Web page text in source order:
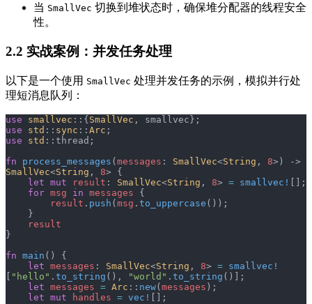
当 SmallVec 切换到堆状态时，确保堆分配器的线程安全
性。
2.2 实战案例：并发任务处理
以下是一个使用 SmallVec 处理并发任务的示例，模拟并行处
理短消息队列：
use smallvec ::{ SmallVec , smallvec};
use std :: sync :: Arc ;
use std ::thread;
fn process_messages ( messages : SmallVec<String , 8
SmallVec<String , 8> {
    let
mut result : SmallVec<String , 8> = smallvec!
[];
    for
msg in messages {
        result
. push ( msg . to_uppercase ());
    }
    result
}
fn main () {
    let
messages : SmallVec<String , 8> = smallvec!
"hello" . to_string (), "world" . to_string ()];
    let
messages = Arc :: new( messages );
    let
mut handles = vec!
[];